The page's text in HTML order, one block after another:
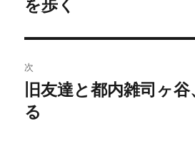
ナ
ビ
ゲ
ー
シ
稿:
を歩く
次
次
の
旧友達と都内雑司ヶ
る